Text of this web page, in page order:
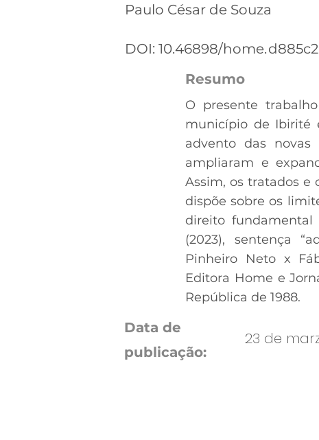
Paulo César de Souza
DOI: 10.46898/home.
Resumo
O presente
município de Ibirité
advento das
ampliaram e
Assim, os tratados e
dispõe sobre os
direito fundamental
(2023), sentença
Pinheiro Neto x
Editora Home e
República de 1988.
Data de
publicação:
23 de